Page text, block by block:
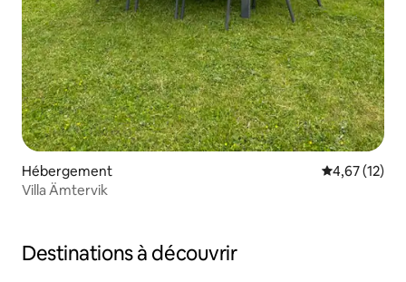
Hébergement Évaluation
4,67 (12)
Villa Ämtervik
Destinations à découvrir